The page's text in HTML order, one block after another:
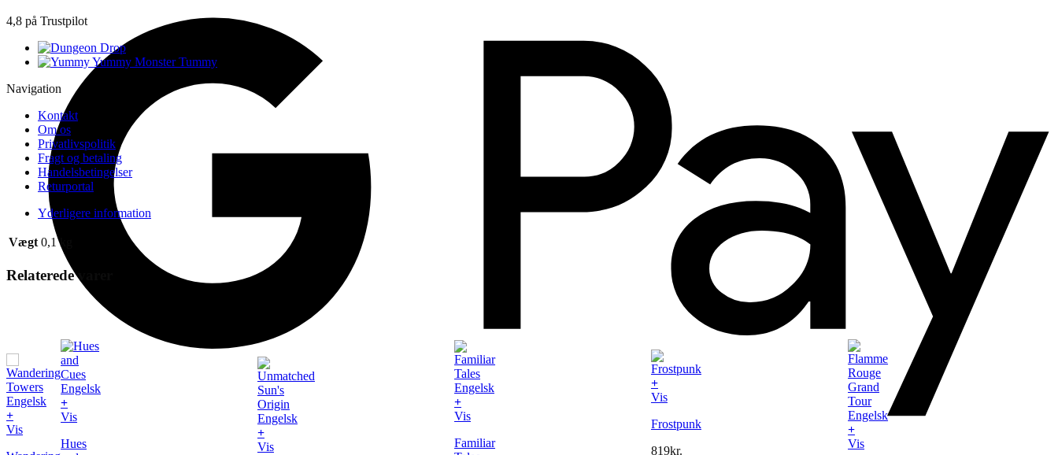
4,8 på Trustpilot
Navigation
Kontakt
Om os
Privatlivspolitik
Fragt og betaling
Handelsbetingelser
Returportal
Yderligere information
Vægt 0,1 kg
Relaterede varer
+
Vis
+
Vis
Hues
+
Vis
+
Vis
Familiar
+
Vis
Frostpunk
819kr.
+
Vis